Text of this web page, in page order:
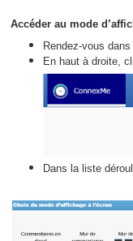
Accéder au mode
Rendez-vous dans
En haut à droite,
Dans la liste